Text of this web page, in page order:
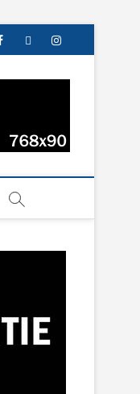
facebooktwitterinstagram